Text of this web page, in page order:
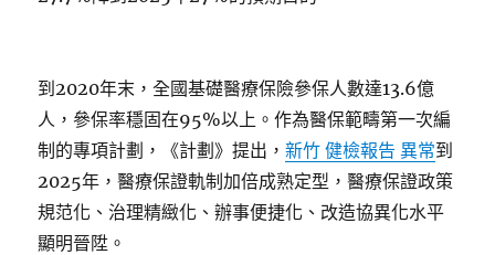
到2020年末，全國基礎醫療保險參保人數達13.6億
人，參保率穩固在95%以上。作為醫保範疇第一次編
制的專項計劃，《計劃》提出，新竹 健檢報告 異常到
2025年，醫療保證軌制加倍成熟定型，醫療保證政策
規范化、治理精緻化、辦事便捷化、改造協異化水平
顯明晉陞。